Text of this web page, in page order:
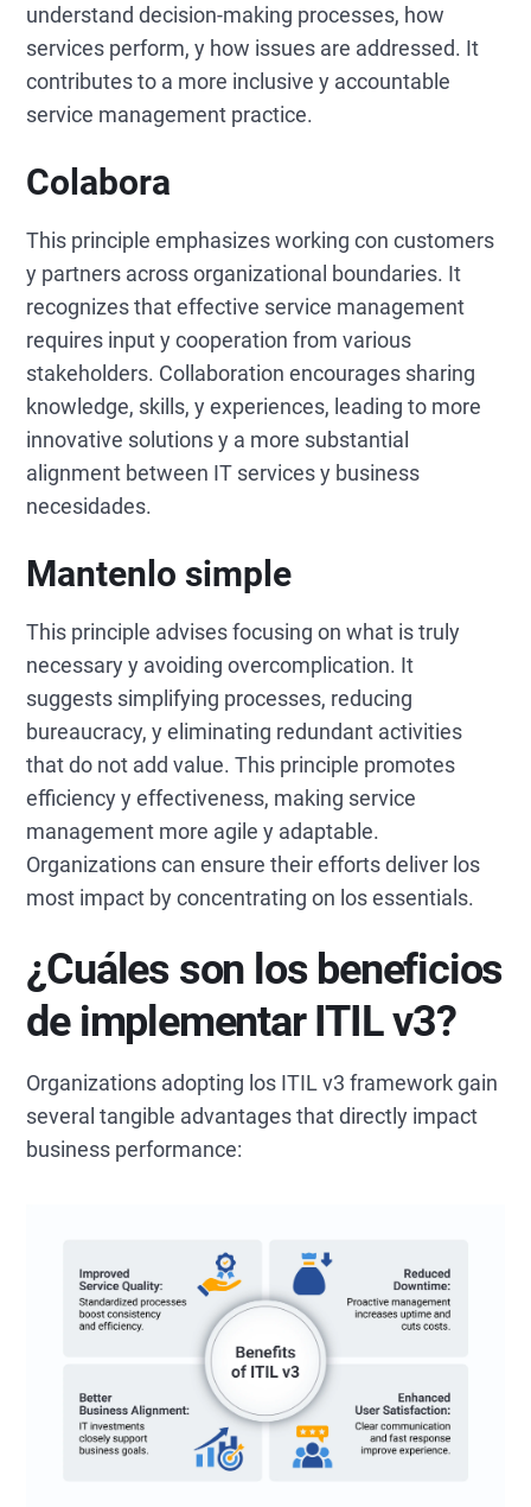
understand decision-making processes, how
services perform, y how issues are addressed. It
contributes to a more inclusive y accountable
service management practice.
Colabora
This principle emphasizes working con customers
y partners across organizational boundaries. It
recognizes that effective service management
requires input y cooperation from various
stakeholders. Collaboration encourages sharing
knowledge, skills, y experiences, leading to more
innovative solutions y a more substantial
alignment between IT services y business
necesidades.
Mantenlo simple
This principle advises focusing on what is truly
necessary y avoiding overcomplication. It
suggests simplifying processes, reducing
bureaucracy, y eliminating redundant activities
that do not add value. This principle promotes
efficiency y effectiveness, making service
management more agile y adaptable.
Organizations can ensure their efforts deliver los
most impact by concentrating on los essentials.
¿Cuáles son los beneficios
de implementar ITIL v3?
Organizations adopting los ITIL v3 framework gain
several tangible advantages that directly impact
business performance: